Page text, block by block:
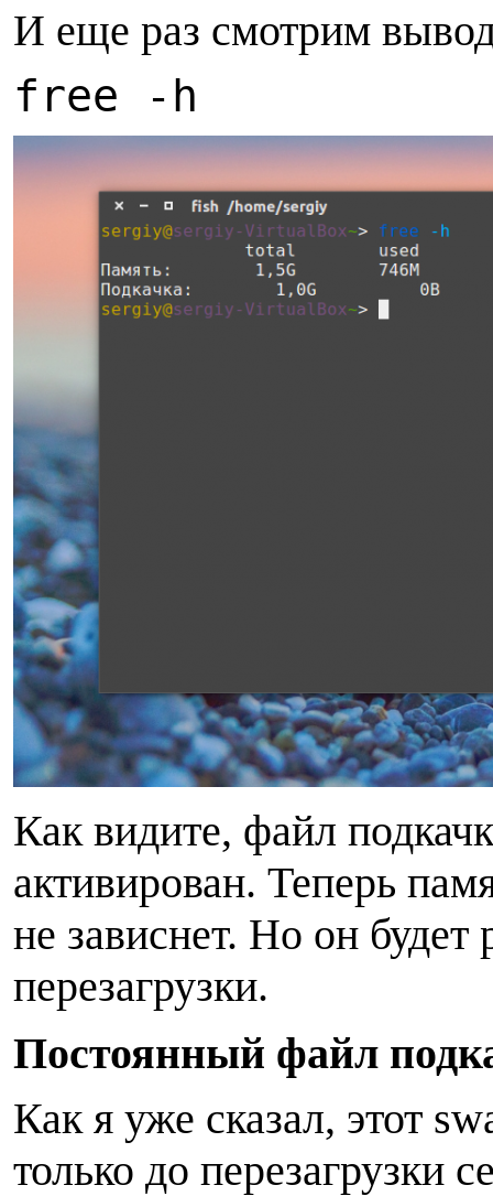
И еще раз смотрим
free -h
Как видите, файл
активирован. Теперь
не зависнет. Но он будет
перезагрузки.
Постоянный файл
Как я уже сказал, этот
только до перезагрузки